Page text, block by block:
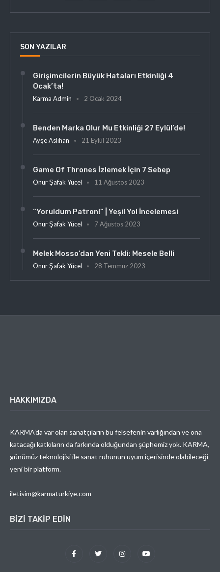
SON YAZILAR
Girişimcilerin Büyük Hataları Etkinliği 4
Ocak’ta!
Karma Admin 2 Ocak 2024
Benden Marka Olur Mu Etkinliği 27 Eylül’de!
Ayşe Aslıhan 21 Eylül 2023
Game Of Thrones İzlemek İçin 7 Sebep
Onur Şafak Yücel 11 Ağustos 2023
“Yoruldum Patron!” | Yeşil Yol İncelemesi
Onur Şafak Yücel 7 Ağustos 2023
Melek Mosso’dan Yeni Tekli: Mesele Belli
Onur Şafak Yücel 28 Temmuz 2023
HAKKIMIZDA
KARMA’da var olan sanatçıların bu felsefenin varlığından ve ona
katacağı katkıların da farkında olduğundan şüphemiz yok. KARMA,
günümüz teknolojisi ile sanat ruhunun uyum içerisinde olabileceği
yeni bir platform.
iletisim@karmaturkiye.com
BIZI TAKIP EDIN